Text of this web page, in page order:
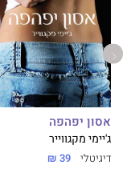
אסון יפהפה
ג'יימי מקגווייר
דיגיטלי 39 ₪